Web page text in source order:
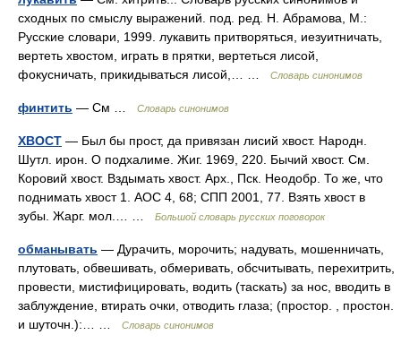
сходных по смыслу выражений. под. ред. Н. Абрамова, М.:
Русские словари, 1999. лукавить притворяться, иезуитничать,
вертеть хвостом, играть в прятки, вертеться лисой,
фокусничать, прикидываться лисой,… …
Словарь синонимов
финтить — См … Словарь синонимов
ХВОСТ — Был бы прост, да привязан лисий хвост. Народн.
Шутл. ирон. О подхалиме. Жиг. 1969, 220. Бычий хвост. См.
Коровий хвост. Вздымать хвост. Арх., Пск. Неодобр. То же, что
поднимать хвост 1. АОС 4, 68; СПП 2001, 77. Взять хвост в
зубы. Жарг. мол.… …
Большой словарь русских поговорок
обманывать — Дурачить, морочить; надувать, мошенничать,
плутовать, обвешивать, обмеривать, обсчитывать, перехитрить,
провести, мистифицировать, водить (таскать) за нос, вводить в
заблуждение, втирать очки, отводить глаза; (простор. , простон.
и шуточн.):… …
Словарь синонимов